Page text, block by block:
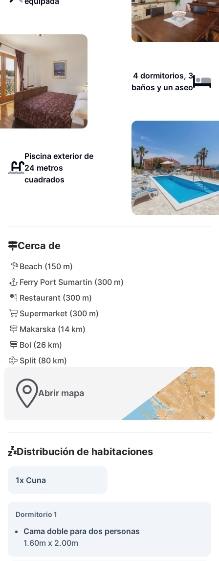
4 dormitorios, 3
baños y un aseo
Piscina exterior de
24 metros
cuadrados
Cerca de
Beach (150 m)
Ferry Port Sumartin (300 m)
Restaurant (300 m)
Supermarket (300 m)
Makarska (14 km)
Bol (26 km)
Split (80 km)
Abrir mapa
Distribución de habitaciones
1x Cuna
Dormitorio 1
Cama doble para dos personas
1.60m x 2.00m